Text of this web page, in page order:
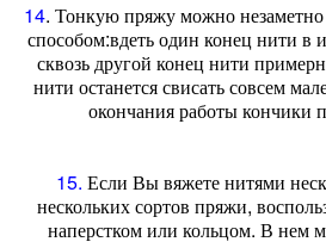
14. Тонкую пряжу можно
способом:вдеть один конец нити в
сквозь другой конец нити
нити останется свисать совсем
окончания работы кончики
15. Если Вы вяжете нитями
нескольких сортов пряжи,
наперстком или кольцом. В нем